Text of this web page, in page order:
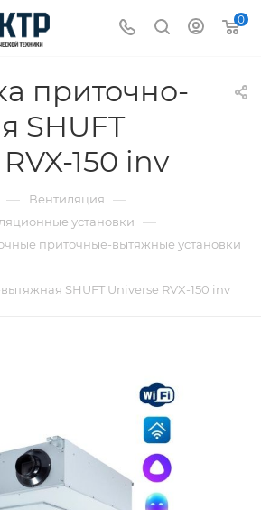
0
приточно-
SHUFT
150 inv
— Вентиляция —
установки —
приточные-вытяжные установки
SHUFT Universe RVX-150 inv